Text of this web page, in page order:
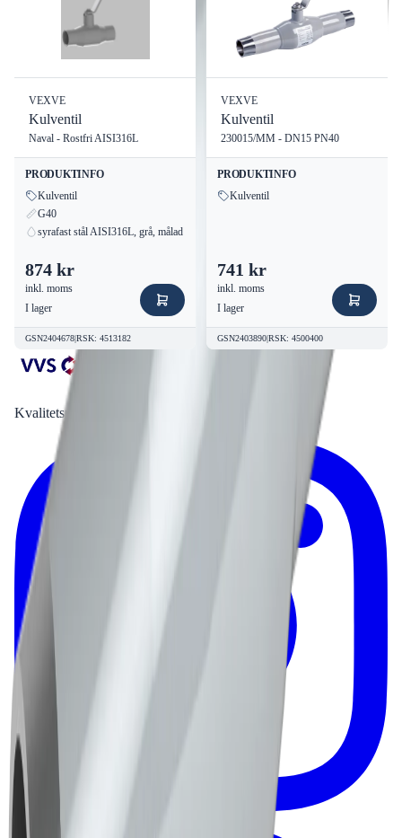
VEXVE
Kulventil
Naval - Rostfri AISI316L
PRODUKTINFO
Kulventil
G40
syrafast stål AISI316L, grå, målad
874 kr
inkl. moms
I lager
GSN2404678|RSK: 4513182
VEXVE
Kulventil
230015/MM - DN15 PN40
PRODUKTINFO
Kulventil
741 kr
inkl. moms
I lager
GSN2403890|RSK: 4500400
Kvalitetsprodukter till bra priser.